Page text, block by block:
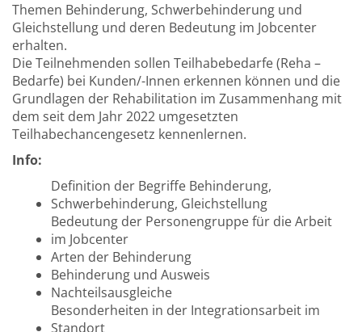
Themen Behinderung, Schwerbehinderung und
Gleichstellung und deren Bedeutung im Jobcenter
erhalten.
Die Teilnehmenden sollen Teilhabebedarfe (Reha –
Bedarfe) bei Kunden/-Innen erkennen können und die
Grundlagen der Rehabilitation im Zusammenhang mit
dem seit dem Jahr 2022 umgesetzten
Teilhabechancengesetz kennenlernen.
Info:
Definition der Begriffe Behinderung,
Schwerbehinderung, Gleichstellung
Bedeutung der Personengruppe für die Arbeit
im Jobcenter
Arten der Behinderung
Behinderung und Ausweis
Nachteilsausgleiche
Besonderheiten in der Integrationsarbeit im
Standort